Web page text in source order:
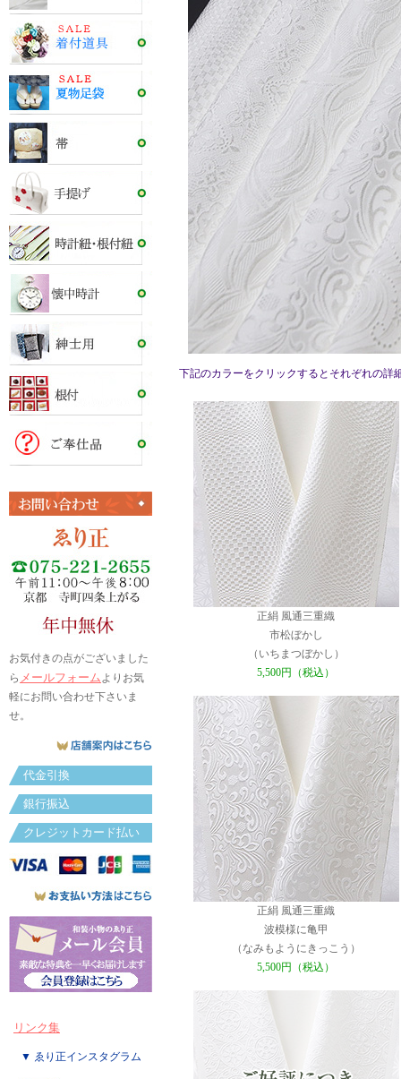
お気付きの点がございました
ら メールフォームよりお気
軽にお問い合わせ下さいま
せ。
代金引換
銀行振込
クレジットカード払い
リンク集
▼ ゑり正インスタグラム
下記のカラーをクリックするとそれぞれの詳
正絹 風通三重織
市松ぼかし
（いちまつぼかし）
5,500円（税込）
正絹 風通三重織
波模様に亀甲
（なみもようにきっこう）
5,500円（税込）